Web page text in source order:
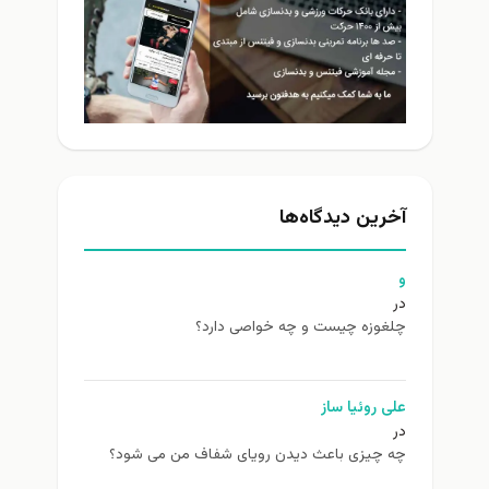
آخرین دیدگاه‌ها
چلغوزه چیست و چه خواصی دارد؟
علی روئیا ساز
چه چیزی باعث دیدن رویای شفاف من می شود؟